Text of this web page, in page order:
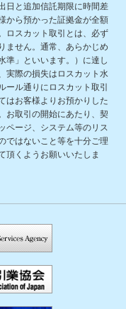
日と追加信託期限に時間差
から預かった証拠金が全額
ロスカット取引とは、必ず
ません。通常、あらかじめ
準」といいます。）に達し
実際の損失はロスカット水
ル通りにロスカット取引
はお客様よりお預かりした
お取引の開始にあたり、契
ページ、システム等のリス
ではないこと等を十分ご理
頂くようお願いいたしま